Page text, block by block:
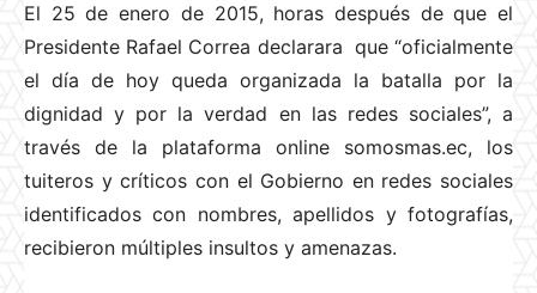
El 25 de enero de 2015, horas después de que el
Presidente Rafael Correa declarara que “oficialmente
el día de hoy queda organizada la batalla por la
dignidad y por la verdad en las redes sociales”, a
través de la plataforma online somosmas.ec, los
tuiteros y críticos con el Gobierno en redes sociales
identificados con nombres, apellidos y fotografías,
recibieron múltiples insultos y amenazas.